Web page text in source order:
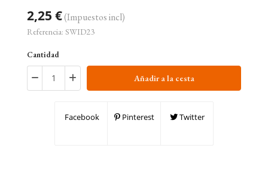
2,25 €(Impuestos incl)
Referencia: SWID23
Cantidad
Añadir a la cesta
Facebook Pinterest Twitter